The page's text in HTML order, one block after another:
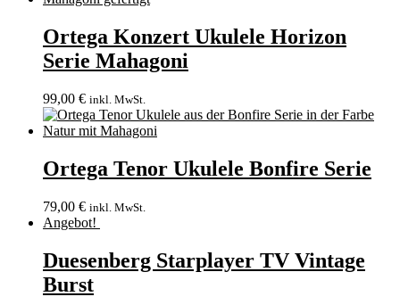
Ortega Konzert Ukulele Horizon
Serie Mahagoni
99,00 € inkl. MwSt.
Ortega Tenor Ukulele Bonfire Serie
79,00 € inkl. MwSt.
Angebot!
Duesenberg Starplayer TV Vintage
Burst